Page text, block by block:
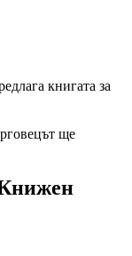
книгата за
ще